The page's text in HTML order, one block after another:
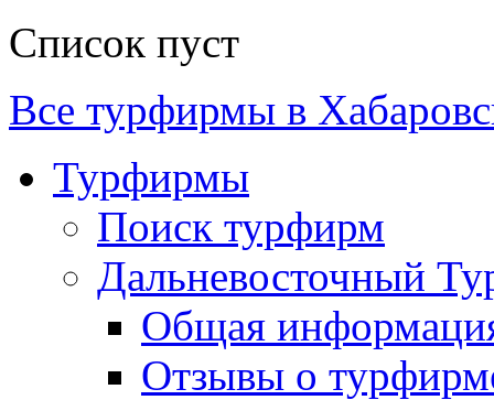
Список пуст
Все турфирмы в
Турфирмы
Поиск турфирм
Дальневосточный
Общая
Отзывы о